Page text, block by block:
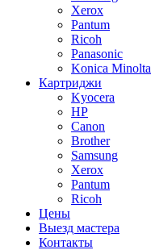
Xerox
Pantum
Ricoh
Panasonic
Konica Minolta
Картриджи
Kyocera
HP
Canon
Brother
Samsung
Xerox
Pantum
Ricoh
Цены
Выезд мастера
Контакты